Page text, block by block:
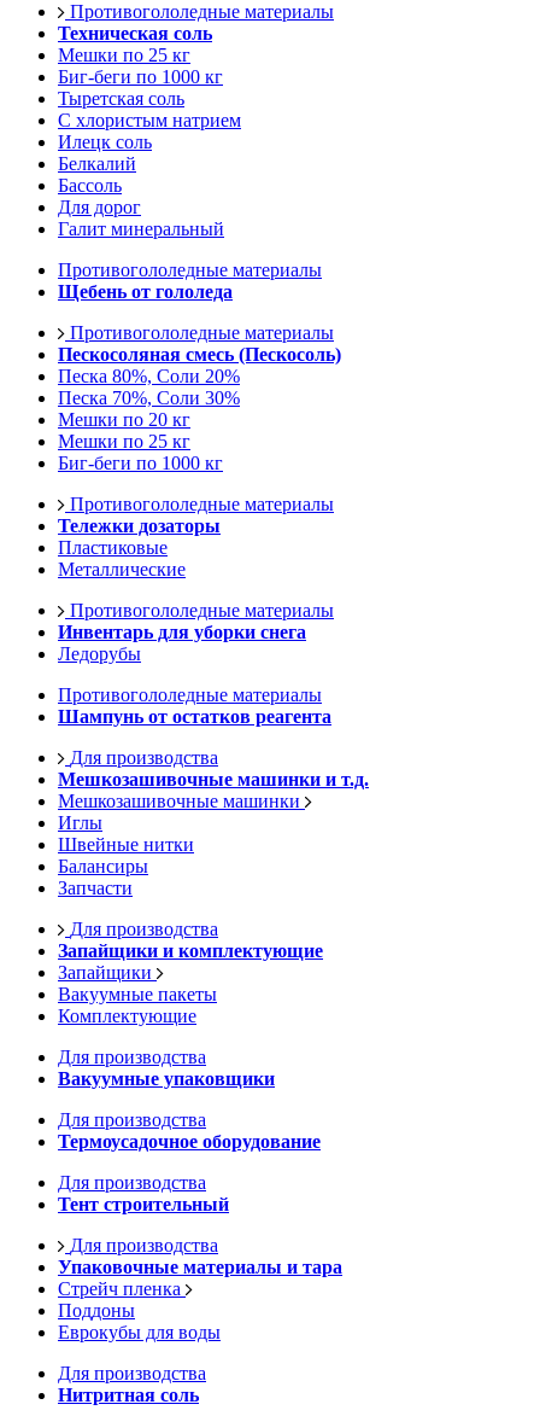
Противогололедные материалы
Техническая соль
Мешки по 25 кг
Биг-беги по 1000 кг
Тыретская соль
С хлористым натрием
Илецк соль
Белкалий
Бассоль
Для дорог
Галит минеральный
Противогололедные материалы
Щебень от гололеда
Противогололедные материалы
Пескосоляная смесь (Пескосоль)
Песка 80%, Соли 20%
Песка 70%, Соли 30%
Мешки по 20 кг
Мешки по 25 кг
Биг-беги по 1000 кг
Противогололедные материалы
Тележки дозаторы
Пластиковые
Металлические
Противогололедные материалы
Инвентарь для уборки снега
Ледорубы
Противогололедные материалы
Шампунь от остатков реагента
Для производства
Мешкозашивочные машинки и т.д.
Мешкозашивочные машинки
Иглы
Швейные нитки
Балансиры
Запчасти
Для производства
Запайщики и комплектующие
Запайщики
Вакуумные пакеты
Комплектующие
Для производства
Вакуумные упаковщики
Для производства
Термоусадочное оборудование
Для производства
Тент строительный
Для производства
Упаковочные материалы и тара
Стрейч пленка
Поддоны
Еврокубы для воды
Для производства
Нитритная соль